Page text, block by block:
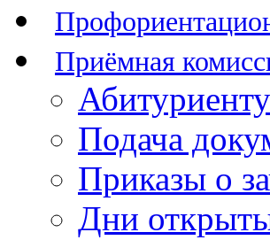
Приёмная
Абитуриенту
Подача
Приказы о
Дни